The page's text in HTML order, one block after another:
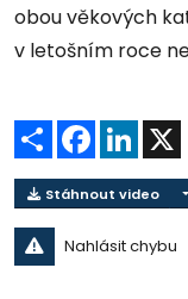
obou věkových
v letošním roce
Sdílet Facebook
LinkedIn
Stáhnout video
Nahlásit chybu